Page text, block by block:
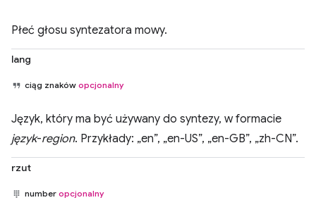
Płeć głosu syntezatora mowy.
lang
ciąg znaków opcjonalny
Język, który ma być używany do syntezy, w formacie
język-region. Przykłady: „en”, „en-US”, „en-GB”, „zh-CN”.
rzut
number opcjonalny